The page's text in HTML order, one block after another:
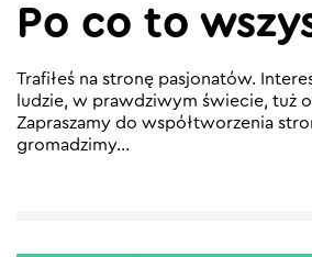
Po co to
Trafiłeś na stronę pasjonatów.
ludzie, w prawdziwym świecie, tuż
Zapraszamy do współtworzenia
gromadzimy...